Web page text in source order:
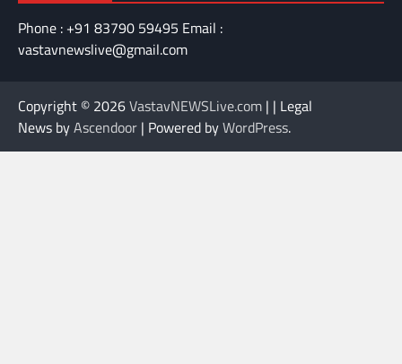
Phone : +91 83790 59495 Email :
vastavnewslive@gmail.com
Copyright © 2026VastavNEWSLive.com | | Legal
News byAscendoor | Powered byWordPress.